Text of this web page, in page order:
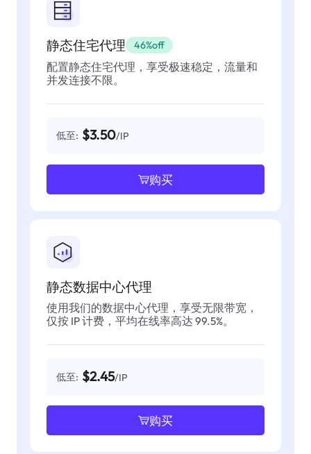
静态住宅代理 46%off
配置静态住宅代理，享受极速稳定，流量和
并发连接不限。
低至: $3.50/IP
购买
静态数据中心代理
使用我们的数据中心代理，享受无限带宽，
仅按 IP 计费，平均在线率高达 99.5%。
低至: $2.45/IP
购买